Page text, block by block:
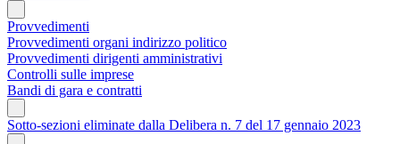
Provvedimenti
Provvedimenti organi indirizzo politico
Provvedimenti dirigenti amministrativi
Controlli sulle imprese
Bandi di gara e contratti
Sotto-sezioni eliminate dalla Delibera n. 7 del 17 gennaio 2023